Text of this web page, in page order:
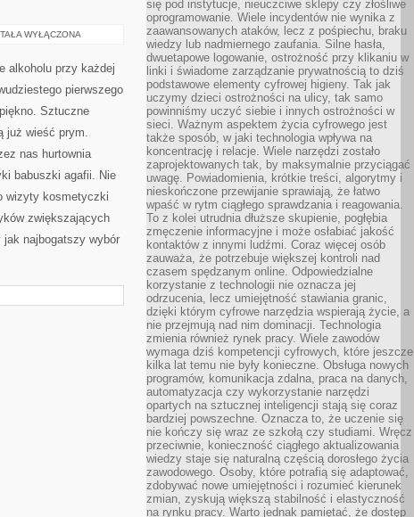
WYŁĄCZONA
alkoholu przy każdej
pierwszego
Sztuczne
już wieść prym.
nas hurtownia
babuszki agafii. Nie
wizyty kosmetyczki
zwiększających
jak najbogatszy wybór
się pod instytucje, nieuczciwe sklepy czy złośliwe
oprogramowanie. Wiele incydentów nie wynika z
zaawansowanych ataków, lecz z pośpiechu, braku
wiedzy lub nadmiernego zaufania. Silne hasła,
dwuetapowe logowanie, ostrożność przy klikaniu w
linki i świadome zarządzanie prywatnością to dziś
podstawowe elementy cyfrowej higieny. Tak jak
uczymy dzieci ostrożności na ulicy, tak samo
powinniśmy uczyć siebie i innych ostrożności w
sieci. Ważnym aspektem życia cyfrowego jest
także sposób, w jaki technologia wpływa na
koncentrację i relacje. Wiele narzędzi zostało
zaprojektowanych tak, by maksymalnie przyciągać
uwagę. Powiadomienia, krótkie treści, algorytmy i
nieskończone przewijanie sprawiają, że łatwo
wpaść w rytm ciągłego sprawdzania i reagowania.
To z kolei utrudnia dłuższe skupienie, pogłębia
zmęczenie informacyjne i może osłabiać jakość
kontaktów z innymi ludźmi. Coraz więcej osób
zauważa, że potrzebuje większej kontroli nad
czasem spędzanym online. Odpowiedzialne
korzystanie z technologii nie oznacza jej
odrzucenia, lecz umiejętność stawiania granic,
dzięki którym cyfrowe narzędzia wspierają życie, a
nie przejmują nad nim dominacji. Technologia
zmienia również rynek pracy. Wiele zawodów
wymaga dziś kompetencji cyfrowych, które jeszcze
kilka lat temu nie były konieczne. Obsługa nowych
programów, komunikacja zdalna, praca na danych,
automatyzacja czy wykorzystanie narzędzi
opartych na sztucznej inteligencji stają się coraz
bardziej powszechne. Oznacza to, że uczenie się
nie kończy się wraz ze szkołą czy studiami. Wręcz
przeciwnie, konieczność ciągłego aktualizowania
wiedzy staje się naturalną częścią dorosłego życia
zawodowego. Osoby, które potrafią się adaptować,
zdobywać nowe umiejętności i rozumieć kierunek
zmian, zyskują większą stabilność i elastyczność
na rynku pracy. Warto jednak pamiętać, że dostęp